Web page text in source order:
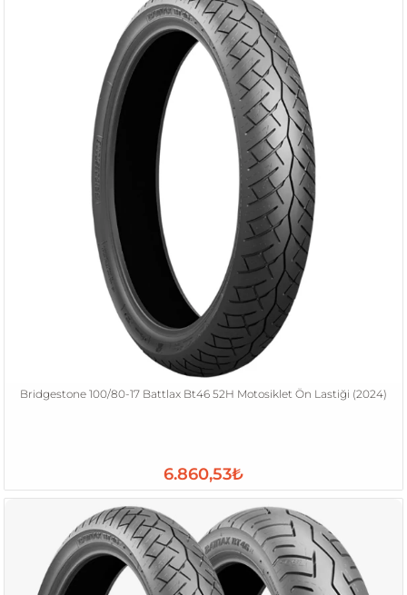
Bridgestone 100/80-17 Battlax Bt46 52H Motosiklet Ön Lastiği (2024)
6.860,53₺